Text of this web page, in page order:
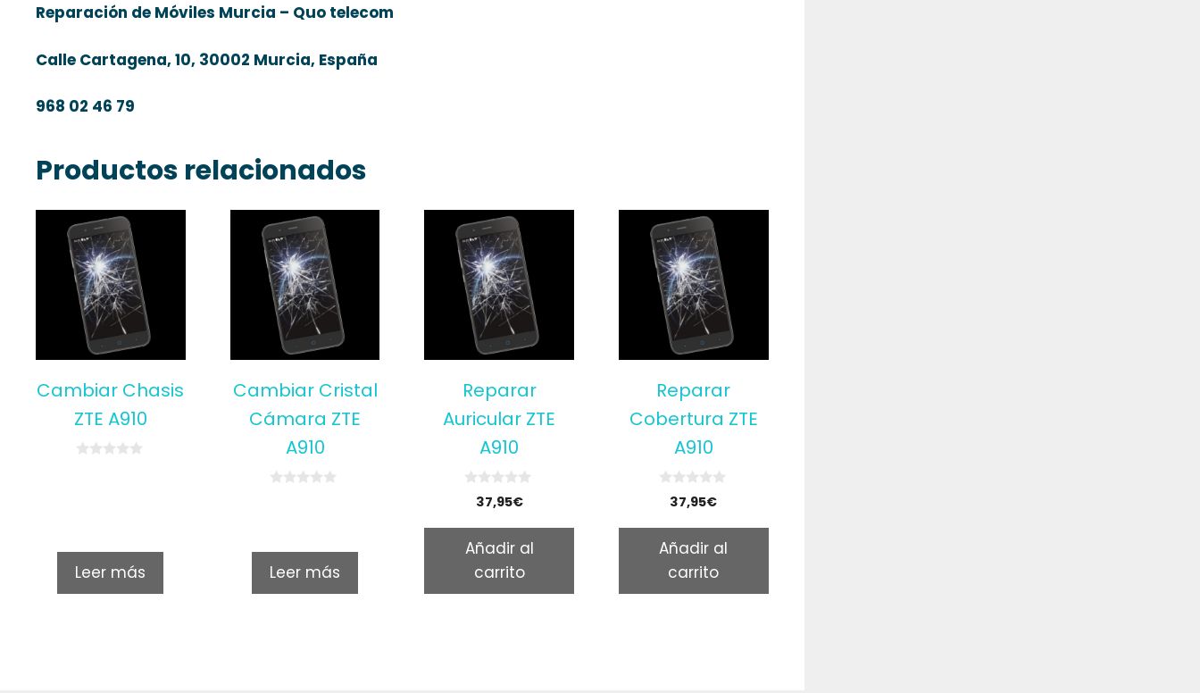
Reparación de Móviles Murcia – Quo telecom
Calle Cartagena, 10, 30002 Murcia, España
968 02 46 79
Productos relacionados
Cambiar Chasis
ZTE A910
Leer más
Cambiar Cristal
Cámara ZTE
A910
5
Leer más
Reparar
Auricular ZTE
A910
o
f
37,95€
Añadir al
carrito
Reparar
Cobertura ZTE
A910
o
f
37,95€
Añadir al
carrito